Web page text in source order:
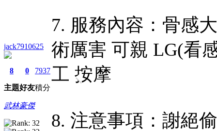
jack7910625
8
主題
0
好友
7937
積分
武林豪傑
7. 服務內容：骨感
術厲害 可親 LG(看
工 按摩
8. 注意事項：謝絕